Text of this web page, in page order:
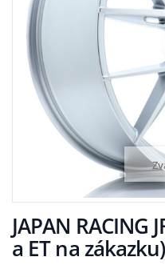
JAPAN RACING
a ET na